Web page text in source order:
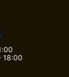
18:00